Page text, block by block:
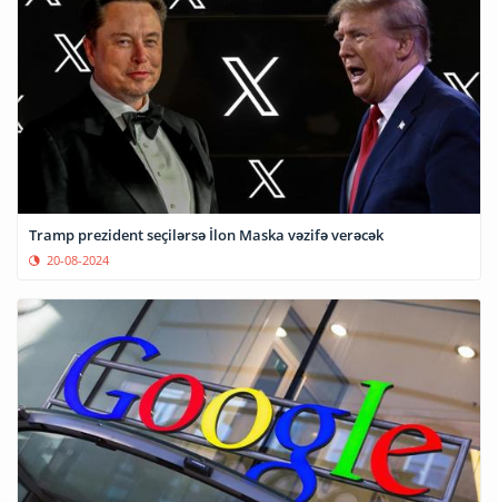
Tramp prezident seçilərsə İlon Maska vəzifə verəcək
20-08-2024